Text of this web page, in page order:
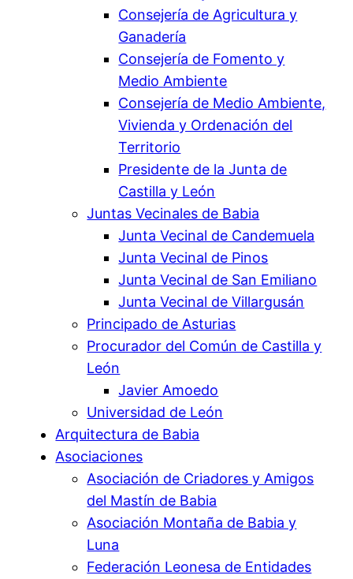
Consejería de Agricultura y
Ganadería
Consejería de Fomento y
Medio Ambiente
Consejería de Medio Ambiente,
Vivienda y Ordenación del
Territorio
Presidente de la Junta de
Castilla y León
Juntas Vecinales de Babia
Junta Vecinal de Candemuela
Junta Vecinal de Pinos
Junta Vecinal de San Emiliano
Junta Vecinal de Villargusán
Principado de Asturias
Procurador del Común de Castilla y
León
Javier Amoedo
Universidad de León
Arquitectura de Babia
Asociaciones
Asociación de Criadores y Amigos
del Mastín de Babia
Asociación Montaña de Babia y
Luna
Federación Leonesa de Entidades